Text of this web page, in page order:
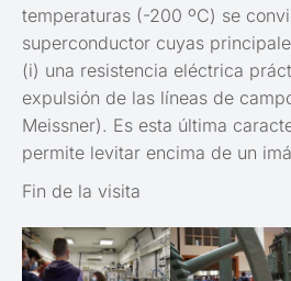
temperaturas (-200 ºC) se
superconductor cuyas
(i) una resistencia eléctrica
expulsión de las líneas de
Meissner). Es esta última
permite levitar encima de un
Fin de la visita